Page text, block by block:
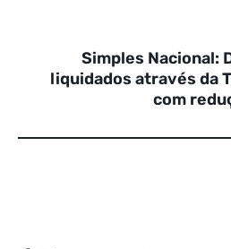
Simples Nacional:
liquidados através da
com